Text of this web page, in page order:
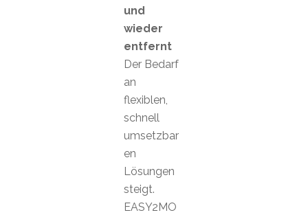
und
wieder
entfernt
Der Bedarf
an
flexiblen,
schnell
umsetzbar
en
Lösungen
steigt.
EASY2MO